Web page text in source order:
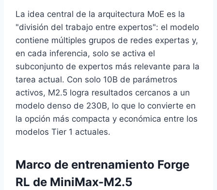
La idea central de la arquitectura MoE es la
"división del trabajo entre expertos": el modelo
contiene múltiples grupos de redes expertas y,
en cada inferencia, solo se activa el
subconjunto de expertos más relevante para la
tarea actual. Con solo 10B de parámetros
activos, M2.5 logra resultados cercanos a un
modelo denso de 230B, lo que lo convierte en
la opción más compacta y económica entre los
modelos Tier 1 actuales.
Marco de entrenamiento Forge
RL de MiniMax-M2.5